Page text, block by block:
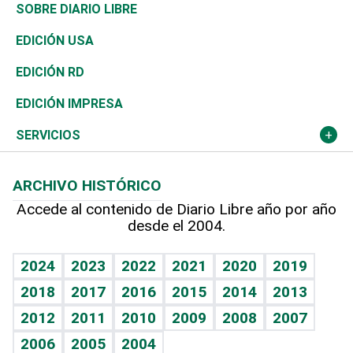
Reportajes
Asia
África
Ocenanía
Caribe
Resto del mundo
Consumo
Vivienda
Telecom.
Global y variable
Economía personal
Belleza
Buena Vida
Sociales
Novedades
Podcast Arte Libre
Hablando con el pediatra
Vida y familia
Eñe
Celebrando la vida
Golf
Ciclismo
Tenis
Olimpismo
Más deportes
Línea de hit
TBT Deportivo
De buena tinta
En Directo
El Espía
Noticiero Poteleche
Columnistas
Clima
Tecnología
Historia
Martes de tecnología
Cambio climático
Mundo
Economía
Revista
Deportes
Opinión
Hecho en casa
Guía del dinero
SOBRE DIARIO LIBRE
EDICIÓN USA
EDICIÓN RD
EDICIÓN IMPRESA
SERVICIOS
Cumpleaños
Horóscopos
Crucigramas
ARCHIVO HISTÓRICO
Accede al contenido de Diario Libre año por año
desde el 2004.
2024 2023 2022 2021 2020
2019
2018
2017 2016 2015 2014
2013
2012
2011 2010 2009 2008
2007
2006
2005 2004